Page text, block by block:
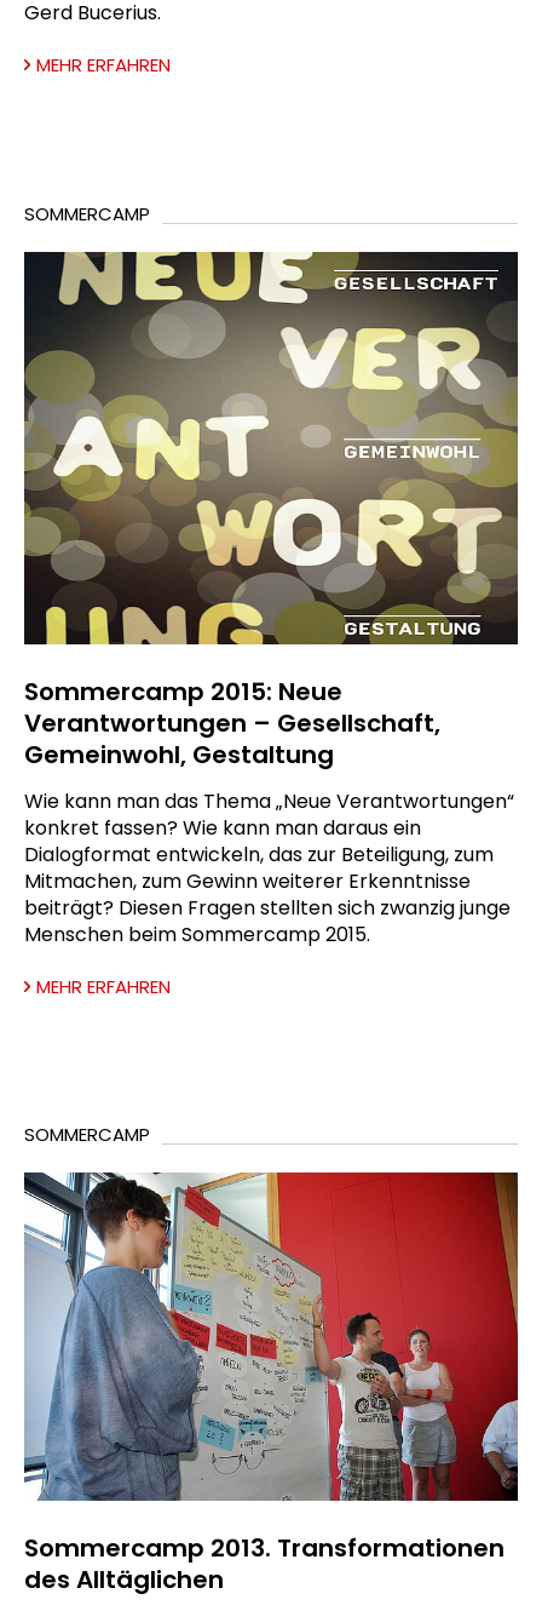
Gerd Bucerius.
MEHR ERFAHREN
SOMMERCAMP
Sommercamp 2015: Neue
Verantwortungen – Gesellschaft,
Gemeinwohl, Gestaltung
Wie kann man das Thema „Neue Verantwortungen“
konkret fassen? Wie kann man daraus ein
Dialogformat entwickeln, das zur Beteiligung, zum
Mitmachen, zum Gewinn weiterer Erkenntnisse
beiträgt? Diesen Fragen stellten sich zwanzig junge
Menschen beim Sommercamp 2015.
MEHR ERFAHREN
SOMMERCAMP
Sommercamp 2013. Transformationen
des Alltäglichen